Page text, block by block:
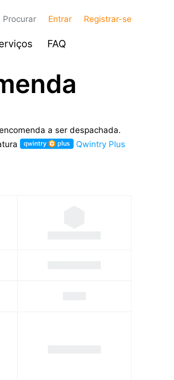
Procurar Entrar Registrar-se
FAQ
a ser despachada.
Qwintry Plus